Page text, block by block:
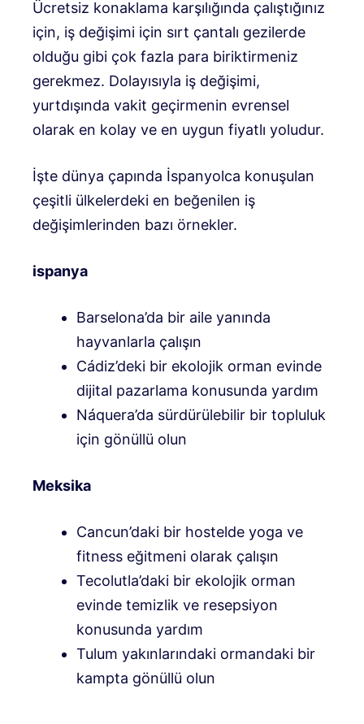
Ücretsiz konaklama karşılığında çalıştığınız
için, iş değişimi için sırt çantalı gezilerde
olduğu gibi çok fazla para biriktirmeniz
gerekmez. Dolayısıyla iş değişimi,
yurtdışında vakit geçirmenin evrensel
olarak en kolay ve en uygun fiyatlı yoludur.
İşte dünya çapında İspanyolca konuşulan
çeşitli ülkelerdeki en beğenilen iş
değişimlerinden bazı örnekler.
ispanya
Barselona’da bir aile yanında
hayvanlarla çalışın
Cádiz’deki bir ekolojik orman evinde
dijital pazarlama konusunda yardım
Náquera’da sürdürülebilir bir topluluk
için gönüllü olun
Meksika
Cancun’daki bir hostelde yoga ve
fitness eğitmeni olarak çalışın
Tecolutla’daki bir ekolojik orman
evinde temizlik ve resepsiyon
konusunda yardım
Tulum yakınlarındaki ormandaki bir
kampta gönüllü olun